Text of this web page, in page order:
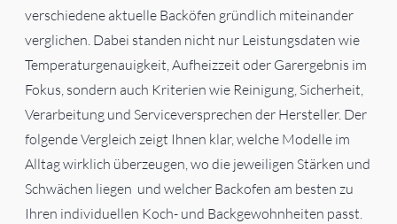
verschiedene aktuelle Backöfen gründlich miteinander
verglichen. Dabei standen nicht nur Leistungsdaten wie
Temperaturgenauigkeit, Aufheizzeit oder Garergebnis im
Fokus, sondern auch Kriterien wie Reinigung, Sicherheit,
Verarbeitung und Serviceversprechen der Hersteller. Der
folgende Vergleich zeigt Ihnen klar, welche Modelle im
Alltag wirklich überzeugen, wo die jeweiligen Stärken und
Schwächen liegen und welcher Backofen am besten zu
Ihren individuellen Koch- und Backgewohnheiten passt.